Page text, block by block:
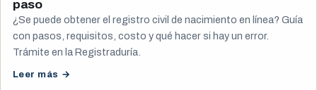
paso
¿Se puede obtener el registro civil de nacimiento en línea? Guía
con pasos, requisitos, costo y qué hacer si hay un error.
Trámite en la Registraduría.
Leer más →